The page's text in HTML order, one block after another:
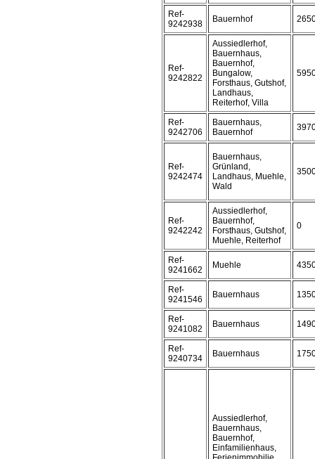
Ref-
9242938
Bauernhof
Ref-
9242822
Aussiedlerhof,
Bauernhaus,
Bauernhof,
Bungalow,
Forsthaus, Gutshof,
Landhaus,
Reiterhof, Villa
Ref-
9242706
Bauernhaus,
Bauernhof
Ref-
9242474
Bauernhaus,
Grünland,
Landhaus, Muehle,
Wald
Ref-
9242242
Aussiedlerhof,
Bauernhof,
Forsthaus, Gutshof,
Muehle, Reiterhof
0
Ref-
9241662
Muehle
Ref-
9241546
Bauernhaus
Ref-
9241082
Bauernhaus
Ref-
9240734
Bauernhaus
Aussiedlerhof,
Bauernhaus,
Bauernhof,
Einfamilienhaus,